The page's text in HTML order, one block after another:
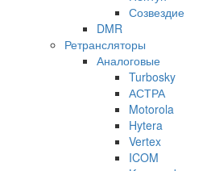
Созвездие
DMR
Ретрансляторы
Аналоговые
Turbosky
АСТРА
Motorola
Hytera
Vertex
ICOM